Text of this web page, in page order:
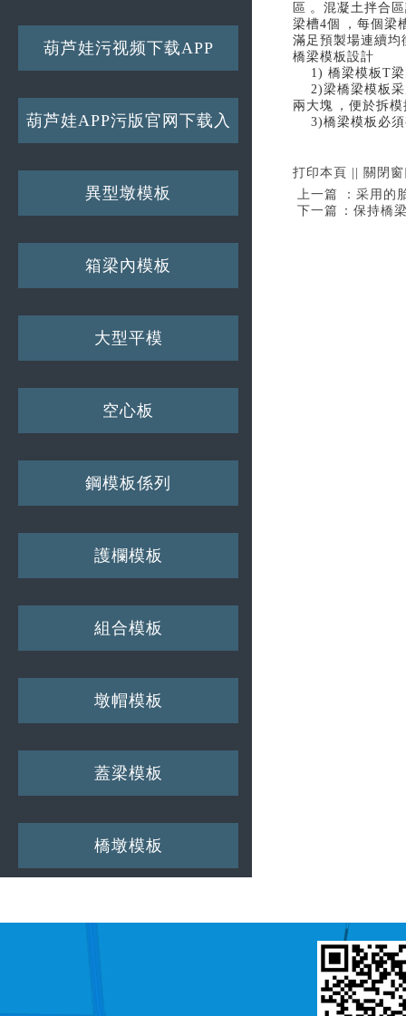
葫芦娃污视频下载APP
葫芦娃APP污版官网下载入
口
異型墩模板
箱梁內模板
大型平模
空心板
鋼模板係列
護欄模板
組合模板
墩帽模板
蓋梁模板
橋墩模板
區。混凝土拌
梁槽4個，每個
滿足預製場連續均
橋梁模板設計
1) 橋梁模板T梁的
2)梁橋梁模板采
兩大塊，便於拆
3)橋梁模板必須有
打印本頁
關閉
上一篇： 采用的
下一篇： 保持橋